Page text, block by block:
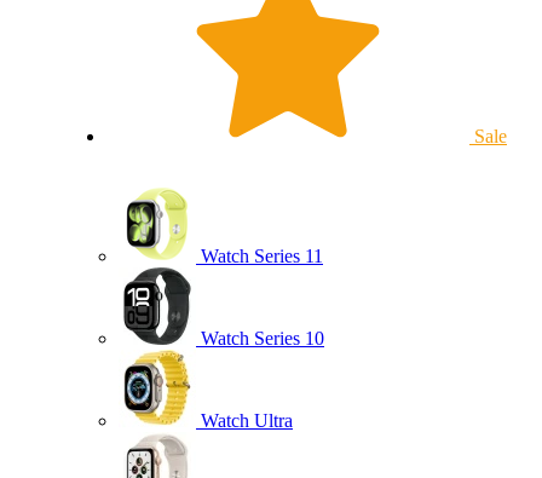
Sale
Watch Series 11
Watch Series 10
Watch Ultra